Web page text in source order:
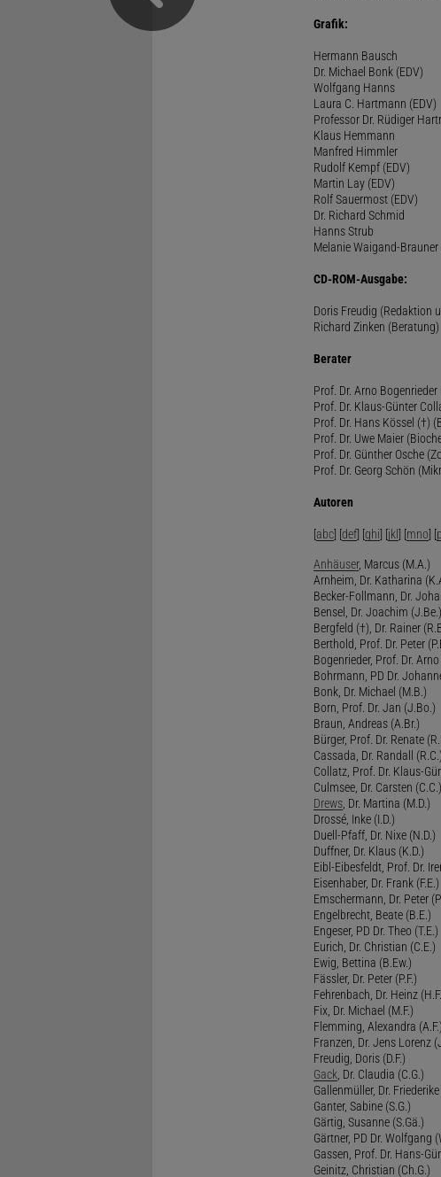
Grafik:
Hermann Bausch
Dr. Michael Bonk (EDV)
Wolfgang Hanns
Laura C. Hartmann (EDV)
Professor Dr. Rüdiger
Klaus Hemmann
Manfred Himmler
Rudolf Kempf (EDV)
Martin Lay (EDV)
Rolf Sauermost (EDV)
Dr. Richard Schmid
Hanns Strub
Melanie Waigand-Brauner
CD-ROM-Ausgabe:
Doris Freudig (Redaktion
Richard Zinken (Beratung)
Berater
Prof. Dr. Arno
Prof. Dr. Klaus-Günter
Prof. Dr. Hans Kössel (†)
Prof. Dr. Uwe Maier
Prof. Dr. Günther Osche
Prof. Dr. Georg Schön
Autoren
[abc] [def] [ghi] [jkl] [mno] [
Anhäuser, Marcus (M.A.)
Arnheim, Dr. Katharina
Becker-Follmann, Dr.
Bensel, Dr. Joachim (J.Be.)
Bergfeld (†), Dr. Rainer
Berthold, Prof. Dr. Peter
Bogenrieder, Prof. Dr.
Bohrmann, PD Dr.
Bonk, Dr. Michael (M.B.)
Born, Prof. Dr. Jan (J.Bo.)
Braun, Andreas (A.Br.)
Bürger, Prof. Dr. Renate
Cassada, Dr. Randall (R.C.)
Collatz, Prof. Dr. Klaus-
Culmsee, Dr. Carsten (C.C.)
Drews, Dr. Martina (M.D.)
Drossé, Inke (I.D.)
Duell-Pfaff, Dr. Nixe (N.D.)
Duffner, Dr. Klaus (K.D.)
Eibl-Eibesfeldt, Prof. Dr.
Eisenhaber, Dr. Frank (F.E.)
Emschermann, Dr. Peter
Engelbrecht, Beate (B.E.)
Engeser, PD Dr. Theo (T.E.)
Eurich, Dr. Christian (C.E.)
Ewig, Bettina (B.Ew.)
Fässler, Dr. Peter (P.F.)
Fehrenbach, Dr. Heinz
Fix, Dr. Michael (M.F.)
Flemming, Alexandra (A.F.)
Franzen, Dr. Jens Lorenz
Freudig, Doris (D.F.)
Gack, Dr. Claudia (C.G.)
Gallenmüller, Dr. Friederike
Ganter, Sabine (S.G.)
Gärtig, Susanne (S.Gä.)
Gärtner, PD Dr. Wolfgang
Gassen, Prof. Dr. Hans-
Geinitz, Christian (Ch.G.)